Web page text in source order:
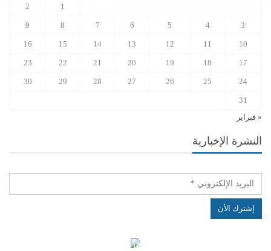
1
2
3
4
5
6
7
8
9
10
11
12
13
14
15
16
17
18
19
20
21
22
23
24
25
26
27
28
29
30
31
« فبراير
النشرة الإخبارية
الهياكل الخاضعة لقانون النفاذ إلى المعلومة